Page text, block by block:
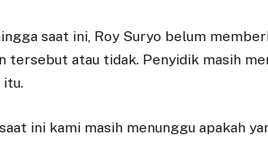
saat ini, Roy Suryo belum
tersebut atau tidak. Penyidik masih
itu.
ini kami masih menunggu apakah